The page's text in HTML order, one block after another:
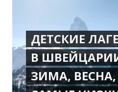
ДЕТСКИЕ
В
ЗИМА, ВЕСНА,